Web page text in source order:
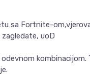
sa Fortnite-
zagledate, uoD